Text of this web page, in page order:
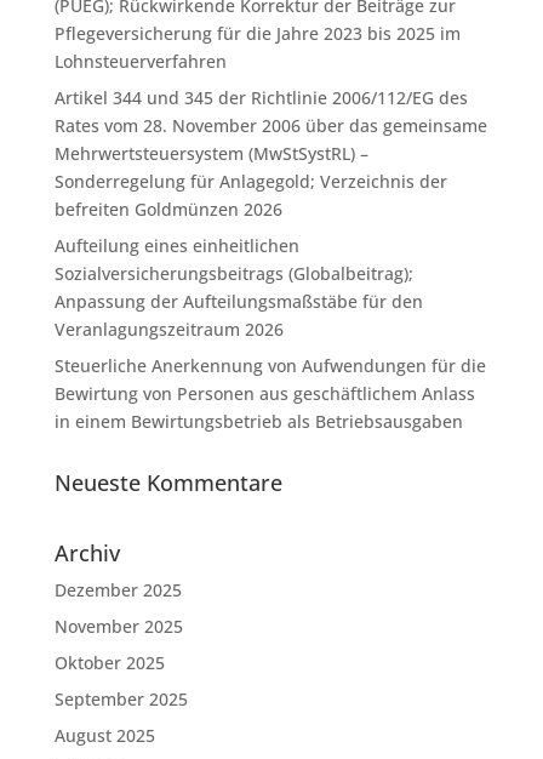
(PUEG); Rückwirkende Korrektur der Beiträge zur
Pflegeversicherung für die Jahre 2023 bis 2025 im
Lohnsteuerverfahren
Artikel 344 und 345 der Richtlinie 2006/112/EG des
Rates vom 28. November 2006 über das gemeinsame
Mehrwertsteuersystem (MwStSystRL) –
Sonderregelung für Anlagegold; Verzeichnis der
befreiten Goldmünzen 2026
Aufteilung eines einheitlichen
Sozialversicherungsbeitrags (Globalbeitrag);
Anpassung der Aufteilungsmaßstäbe für den
Veranlagungszeitraum 2026
Steuerliche Anerkennung von Aufwendungen für die
Bewirtung von Personen aus geschäftlichem Anlass
in einem Bewirtungsbetrieb als Betriebsausgaben
Neueste Kommentare
Archiv
Dezember 2025
November 2025
Oktober 2025
September 2025
August 2025